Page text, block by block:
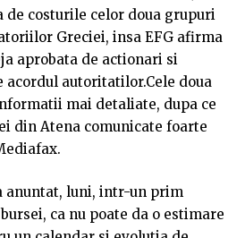
de costurile celor doua grupuri
Greciei, insa EFG afirma
aprobata de actionari si
acordul autoritatilor.Cele doua
mai detaliate, dupa ce
din Atena comunicate foarte
anuntat, luni, intr-un prim
ca nu poate da o estimare